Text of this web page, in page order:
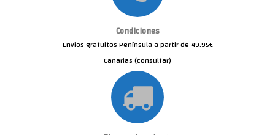
Condiciones
Envíos gratuitos Península a partir de 49.95€
Canarias (consultar)